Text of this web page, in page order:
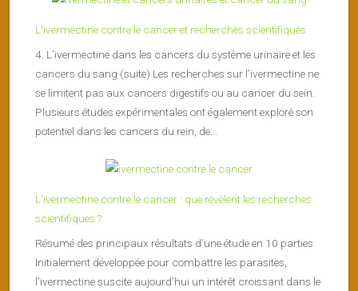
L’ivermectine contre le cancer et recherches scientifiques
4. L’ivermectine dans les cancers du système urinaire et les
cancers du sang (suite) Les recherches sur l’ivermectine ne
se limitent pas aux cancers digestifs ou au cancer du sein.
Plusieurs études expérimentales ont également exploré son
potentiel dans les cancers du rein, de...
L’ivermectine contre le cancer : que révèlent les recherches
scientifiques ?
Résumé des principaux résultats d’une étude en 10 parties
Initialement développée pour combattre les parasites,
l’ivermectine suscite aujourd’hui un intérêt croissant dans le